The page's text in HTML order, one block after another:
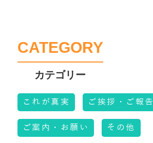
CATEGORY
これが真実 ご挨拶・ご報告
ご案内・お願い その他